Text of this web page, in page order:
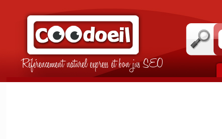
Référencement naturel express et bon jus SEO